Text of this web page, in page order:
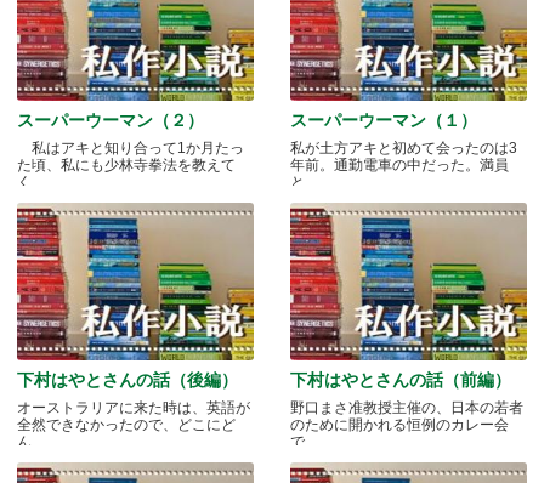
スーパーウーマン（２）
私はアキと知り合って1か月たっ
た頃、私にも少林寺拳法を教えて
く.....
スーパーウーマン（１）
私が土方アキと初めて会ったのは3
年前。通勤電車の中だった。満員
と.....
下村はやとさんの話（後編）
オーストラリアに来た時は、英語が
全然できなかったので、どこにど
ん.....
下村はやとさんの話（前編）
野口まさ准教授主催の、日本の若者
のために開かれる恒例のカレー会
で.....